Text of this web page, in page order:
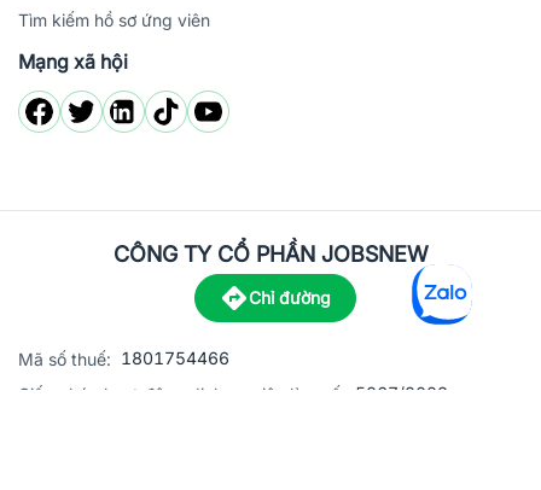
Tìm kiếm hồ sơ ứng viên
Mạng xã hội
CÔNG TY CỔ PHẦN JOBSNEW
Chỉ đường
Mã số thuế: 1801754466
Giấy phép hoạt động dịch vụ việc làm số:
5867/2023